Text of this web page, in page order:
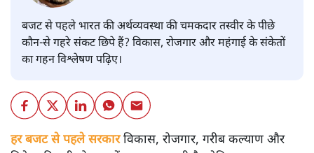
बजट से पहले भारत की अर्थव्यवस्था की चमकदार तस्वीर के पीछे
कौन-से गहरे संकट छिपे हैं? विकास, रोजगार और महंगाई के संकेतों
का गहन विश्लेषण पढ़िए।
हर बजट से पहले सरकारविकास, रोजगार, गरीब कल्याण और